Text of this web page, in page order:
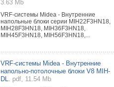
3.63 Mb
VRF-системы Midea - Внутренние
напольные блоки серии MIH22F3HN18,
MIH28F3HN18, MIH36F3HN18,
MIH45F3HN18, MIH56F3HN18,...
VRF-системы Midea - Внутренние
напольно-потолочные блоки V8 MIH-
DL.
pdf, 11.54 Mb